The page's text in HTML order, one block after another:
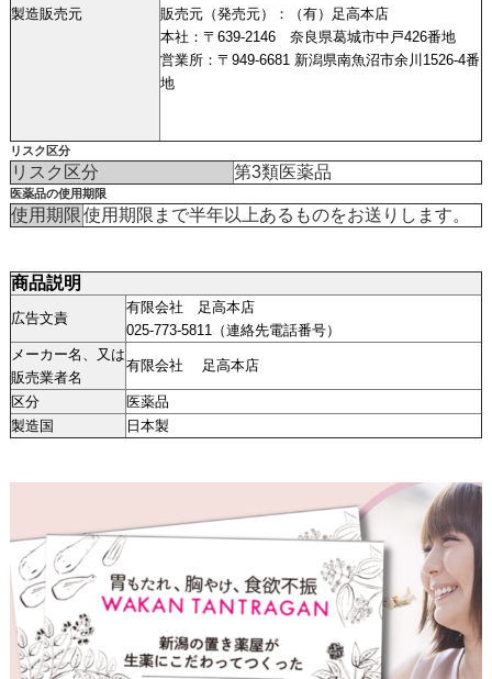
製造販売元
販売元（発売元）：（有）足高本店
本社：〒639-2146 奈良県葛城市中戸426番地
営業所：〒949-6681 新潟県南魚沼市余川1526-4番
地
リスク区分
リスク区分 第3類医薬品
医薬品の使用期限
使用期限使用期限まで半年以上あるものをお送りします。
商品説明
広告文責
有限会社 足高本店
025-773-5811（連絡先電話番号）
メーカー名、又は
販売業者名
有限会社 足高本店
区分
医薬品
製造国
日本製